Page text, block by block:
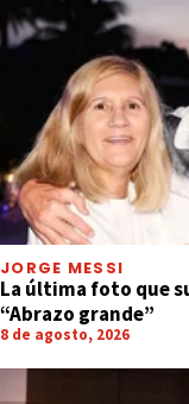
JORGE MESSI
La última foto que
“Abrazo grande”
8 de agosto, 2026